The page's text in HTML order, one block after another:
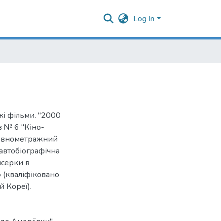
Log In
фільми. "2000
№ 6 "Кіно-
в
Кореї).